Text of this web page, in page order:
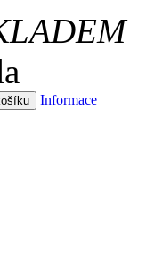
Informace